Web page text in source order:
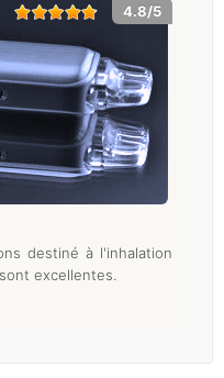
4.8/5
destiné à l'inhalation
excellentes.